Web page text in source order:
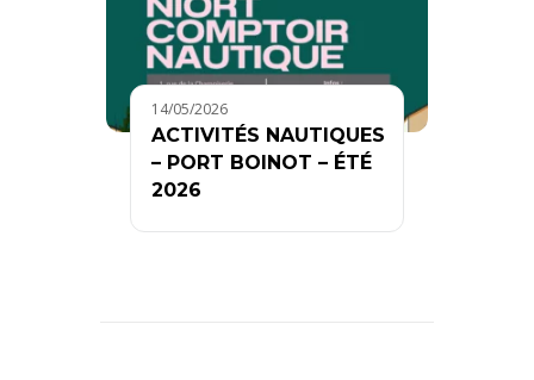
14/05/2026
ACTIVITÉS NAUTIQUES
– PORT BOINOT – ÉTÉ
2026